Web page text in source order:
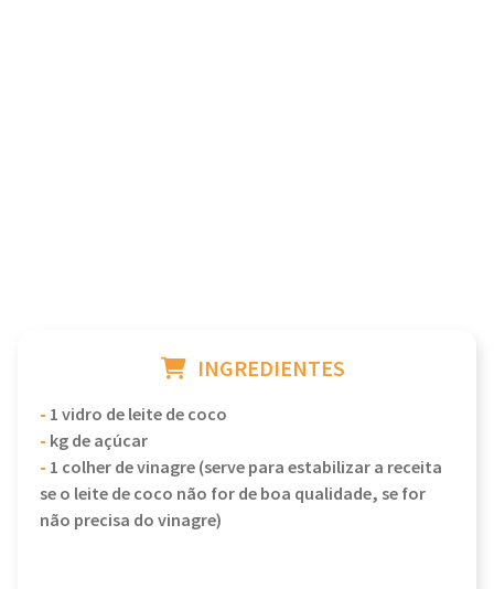
INGREDIENTES
- 1 vidro de leite de coco
- kg de açúcar
- 1 colher de vinagre (serve para estabilizar a receita
se o leite de coco não for de boa qualidade, se for
não precisa do vinagre)